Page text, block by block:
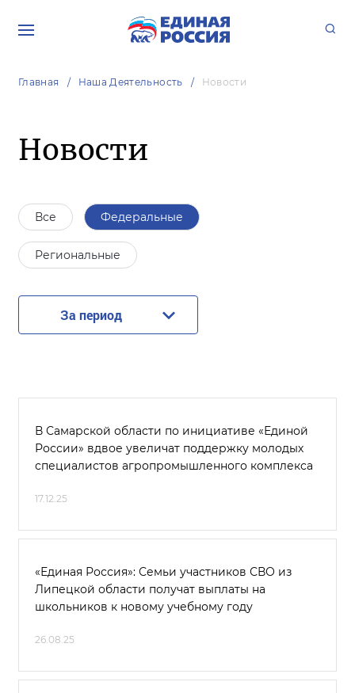
Главная Наша Деятельность Новости
Новости
Все Федеральные
Региональные
За период
В Самарской области по инициативе «Единой
России» вдвое увеличат поддержку молодых
специалистов агропромышленного комплекса
17.12.25
«Единая Россия»: Семьи участников СВО из
Липецкой области получат выплаты на
школьников к новому учебному году
26.08.25